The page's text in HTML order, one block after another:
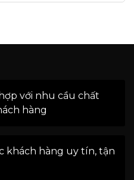
với nhu cầu chất
hàng
khách hàng uy tín, tận